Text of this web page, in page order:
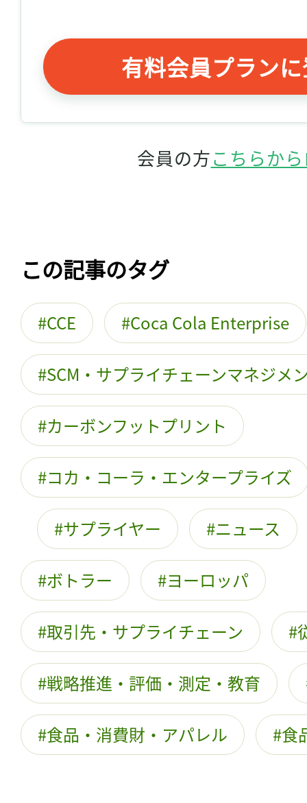
有料会員プラン
会員の方こちらか
この記事のタグ
CCE Coca Cola Enterprise
SCM・サプライチェーンマネジメ
カーボンフットプリント
コカ・コーラ・エンタープライズ
サプライヤー ニュース
ボトラー ヨーロッパ
取引先・サプライチェーン
戦略推進・評価・測定・教育
食品・消費財・アパレル 食